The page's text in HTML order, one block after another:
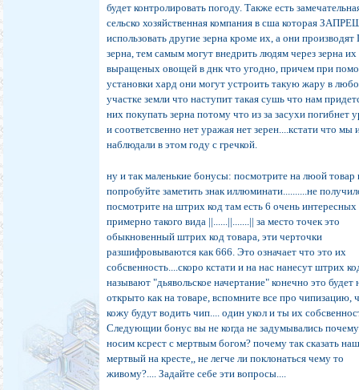
будет контролировать погоду. Также есть
сельско хозяйственная компания в сша которая
использовать другие зерна кроме их, а они
зерна, тем самым могут внедрить людям через зерна их
выращеных овощей в днк что угодно, причем при
установки хард они могут устроить такую жару в
участке земли что наступит такая сушь что нам
них покупать зерна потому что из за засухи погибнет
и соответсвенно нет уражая нет зерен....кстати что мы
наблюдали в этом году с гречкой.
ну и так маленькие бонусы: посмотрите на люой товар
попробуйте заметить знак иллюминати..........не
посмотрите на штрих код там есть 6 очень интересных
примерно такого вида ||......||.......|| за место точек это
обыкновенный штрих код товара, эти черточки
разшифровываются как 666. Это означает что это их
собсвенность....скоро кстати и на нас нанесут штрих
называют "дьявольское начертание" конечно это будет
открыто как на товаре, вспомните все про чипизацию,
кожу будут водить чип.... один укол и ты их
Следующии бонус вы не когда не задумывались
носим ксрест с мертвым богом? почему так сказать
мертвый на кресте,, не легче ли поклонаться чему то
живому?.... Задайте себе эти вопросы....